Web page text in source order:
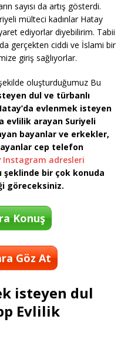
sayısı da artış gösterdi.
mülteci kadınlar Hatay
ediyorlar diyebilirim. Tabii
gerçekten ciddi ve İslami bir
giriş sağlıyorlar.
oluşturduğumuz Bu
dul ve türbanlı
evlenmek isteyen
evlilik arayan Suriyeli
bayanlar ve erkekler,
cep telefon
Instagram adresleri
şeklinde bir çok konuda
göreceksiniz.
Konuş
Göz At
isteyen dul
Evlilik